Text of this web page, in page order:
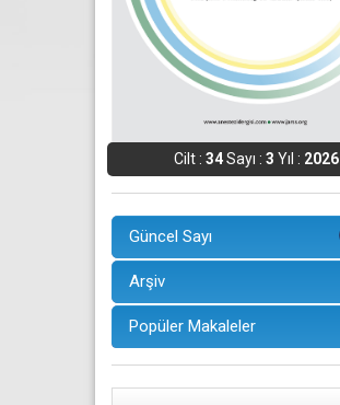
Cilt : 34Sayı : 3 Yıl : 2026
Güncel Sayı
Arşiv
Popüler Makaleler